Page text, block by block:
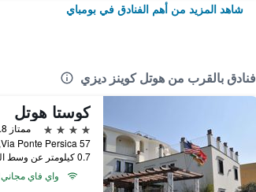
شاهد المزيد من أهم الفنادق في بومباي
فنادق بالقرب من هوتل كوينز ديزي
كوستا هوتل
4 نجوم
ممتاز 8.8
Via Ponte Persica 57, بومباي, مقاطعة نابولي, إيطاليا
0.7 كيلومتر عن وسط المدينة
واي فاي مجاني